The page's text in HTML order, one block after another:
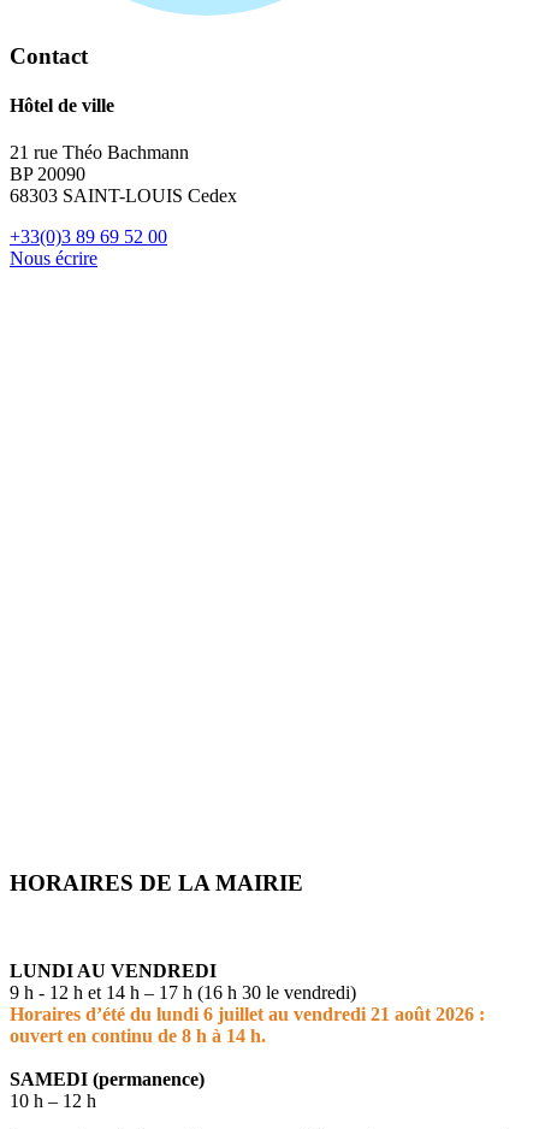
Contact
Hôtel de ville
21 rue Théo Bachmann
BP 20090
68303 SAINT-LOUIS Cedex
+33(0)3 89 69 52 00
Nous écrire
HORAIRES DE LA MAIRIE
LUNDI AU VENDREDI
9 h - 12 h et 14 h – 17 h (16 h 30 le vendredi)
Horaires d’été du lundi 6 juillet au vendredi 21 août 2026 :
ouvert en continu de 8 h à 14 h.
SAMEDI (permanence)
10 h – 12 h